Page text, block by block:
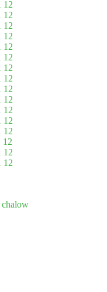
12
12
12
12
12
12
12
12
12
12
12
12
12
12
12
12
chalow